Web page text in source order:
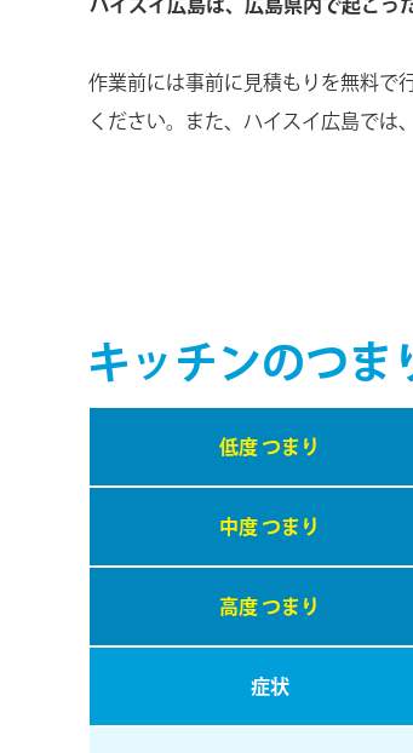
ハイスイ広島は、広島県内で起こっ
作業前には事前に見積もりを無料で
ください。また、ハイスイ広島では
キッチンのつま
低度 つまり
中度 つまり
高度 つまり
症状